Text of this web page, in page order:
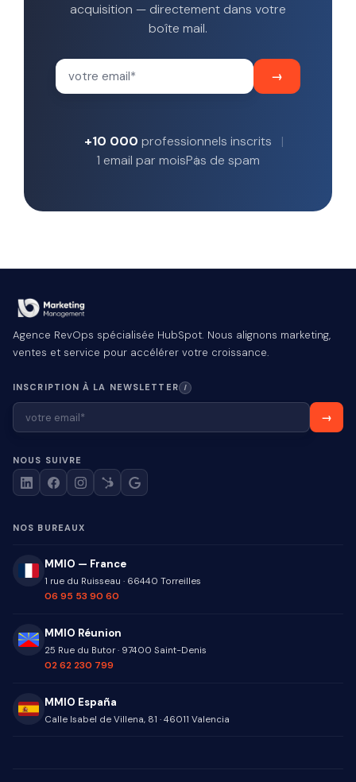
acquisition — directement dans votre
boîte mail.
+10 000 professionnels inscrits
1 email par moisPas de spam
Agence RevOps spécialisée HubSpot. Nous alignons marketing,
ventes et service pour accélérer votre croissance.
INSCRIPTION À LA NEWSLETTER I
NOUS SUIVRE
NOS BUREAUX
MMIO — France
1 rue du Ruisseau · 66440 Torreilles
06 95 53 90 60
MMIO Réunion
25 Rue du Butor· 97400 Saint-Denis
02 62 230 799
MMIO España
Calle Isabel de Villena, 81 · 46011 Valencia